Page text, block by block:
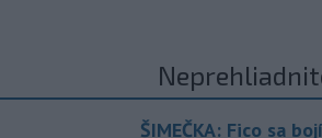
ŠIMEČKA: Fico sa